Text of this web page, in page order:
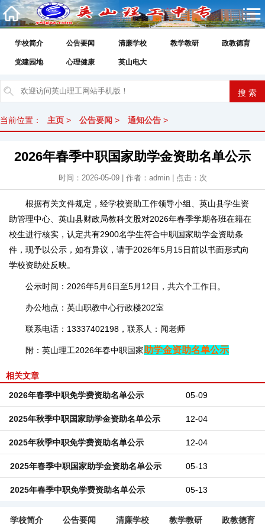
学校简介 公告要闻 清廉学校 教学教研 政教德育
党建园地 心理健康 英山电大
当前位置： 主页 > 公告要闻 > 通知公告 >
2026年春季中职国家助学金资助名单公示
时间：2026-05-09 | 作者：admin | 点击： 次
根据有关文件规定，经学校资助工作领导小组、英山县学生资
助管理中心、英山县财政局教科文股对2026年春季学期各班在籍在
校生进行核实，认定共有2900名学生符合中职国家助学金资助条
件，现予以公示，如有异议，请于2026年5月15日前以书面形式向
学校资助处反映。
公示时间：2026年5月6日至5月12日，共六个工作日。
办公地点：英山职教中心行政楼202室
联系电话：13337402198，联系人：闻老师
附：英山理工2026年春中职国家助学金资助名单公示
相关文章
05-09
2026年春季中职免学费资助名单公示
12-04
2025年秋季中职国家助学金资助名单公示
12-04
2025年秋季中职免学费资助名单公示
05-13
2025年春季中职国家助学金资助名单公示
05-13
2025年春季中职免学费资助名单公示
学校简介 公告要闻 清廉学校 教学教研 政教德育